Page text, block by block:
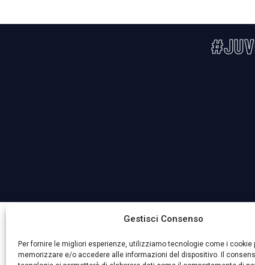
Gestisci Consenso
Per fornire le migliori esperienze, utilizziamo tecnologie come i cookie
memorizzare e/o accedere alle informazioni del dispositivo. Il
La Società ha nominato il Responsabile della